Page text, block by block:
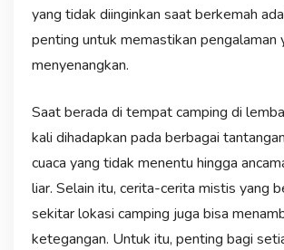
yang tidak diinginkan saat berkemah
penting untuk memastikan pengalaman
menyenangkan.
Saat berada di tempat camping di
kali dihadapkan pada berbagai
cuaca yang tidak menentu hingga
liar. Selain itu, cerita-cerita mistis yang
sekitar lokasi camping juga bisa
ketegangan. Untuk itu, penting bagi